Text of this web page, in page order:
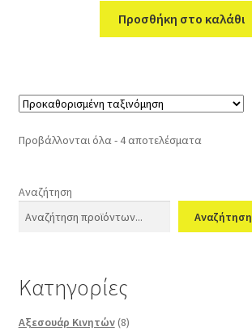
Προσθήκη στο καλάθι
Προβάλλονται όλα - 4 αποτελέσματα
Αναζήτηση
Αναζήτηση
Κατηγορίες
Αξεσουάρ Κινητών 88